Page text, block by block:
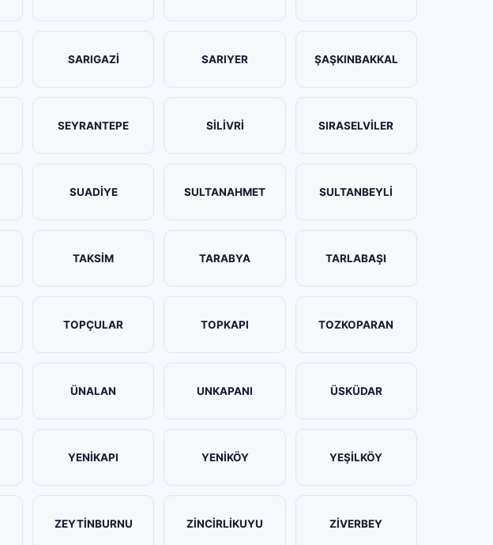
SARIGAZİ SARIYER ŞAŞKINBAKKAL
SEYRANTEPE SİLİVRİ SIRASELVİLER
SUADİYE SULTANAHMET SULTANBEYLİ
TAKSİM TARABYA TARLABAŞI
TOPÇULAR TOPKAPI TOZKOPARAN
ÜNALAN UNKAPANI ÜSKÜDAR
YENİKAPI YENİKÖY YEŞİLKÖY
ZEYTİNBURNU ZİNCİRLİKUYU ZİVERBEY